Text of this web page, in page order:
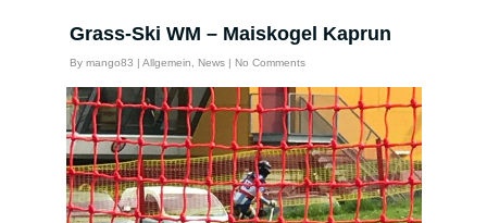
Grass-Ski WM – Maiskogel Kaprun
By mango83 | Allgemein News | No Comments